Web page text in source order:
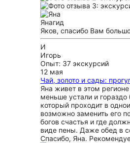
Янагид
Яков, спасибо Вам
И
Игорь
Опыт: 37 экскурсий
12 мая
Чай, золото и сады:
Яна живет в этом
меньше устали и
который проходит в
возможно заменить его
богов счастья и где
виде пены. Даже обед в
Спасибо, Яна.